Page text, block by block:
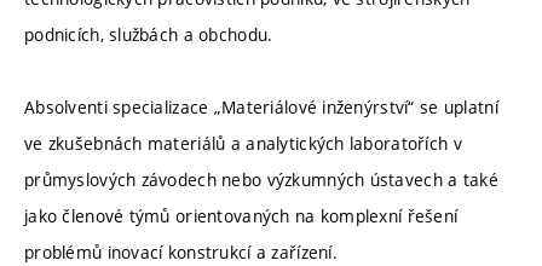
podnicích, službách a obchodu.
Absolventi specializace „Materiálové inženýrství“ se uplatní
ve zkušebnách materiálů a analytických laboratořích v
průmyslových závodech nebo výzkumných ústavech a také
jako členové týmů orientovaných na komplexní řešení
problémů inovací konstrukcí a zařízení.